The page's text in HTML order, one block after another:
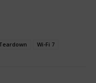
Wi-Fi 7